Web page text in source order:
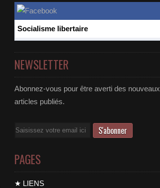
Socialisme libertaire
NEWSLETTER
Abonnez-vous pour être averti des nouveaux
articles publiés.
Email
PAGES
★ LIENS